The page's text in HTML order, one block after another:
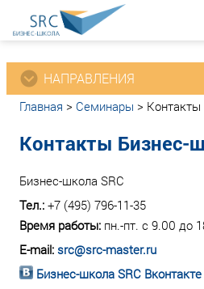
НАПРАВЛЕНИЯ
Главная > Семинары > Контакты
Контакты Бизнес-
Бизнес-школа SRC
Тел.: +7 (495) 796-11-35
Время работы: пн.-пт. с 9.00 до
E-mail: src@src-master.ru
Бизнес-школа SRC Вконтакте